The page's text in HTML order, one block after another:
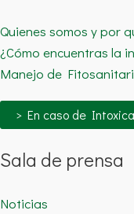
Quienes somos y por
¿Cómo encuentras la
Manejo de
> En caso de
Sala de prensa
Noticias